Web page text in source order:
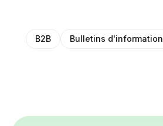
B2B Bulletins d'information